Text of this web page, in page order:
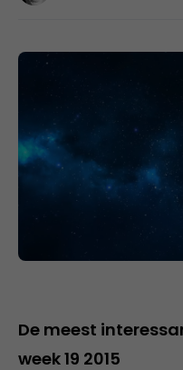
De meest
week 19 2015